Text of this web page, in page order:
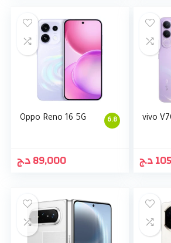
6.8
Oppo Reno 16 5G
89,000د.ج
vivo
د.ج